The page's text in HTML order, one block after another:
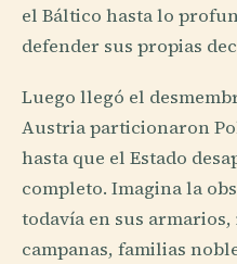
el Báltico hasta lo
defender sus propias
Luego llegó el
Austria particionaron
hasta que el Estado
completo. Imagina la
todavía en sus
campanas, familias